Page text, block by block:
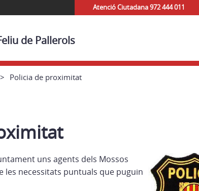
Atenció Ciutadana 972 444 011
de Pallerols
Policia de proximitat
uns agents dels Mossos
les necessitats puntuals que puguin